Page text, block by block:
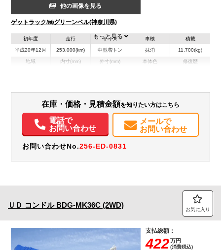
他の画像を見る
ゲットラック/㈱グリーンベル(神奈川県)
初年度
平成20年12月
走行
253,000(km)
サイズ
中型増トン
車検
抹消
積載
11,700(kg)
地域 内寸(mm) 外寸(mm) 本体色 修復歴
装備情報
エアコン パワステ パワーウィンドウ PMマフラー Sリミッタ
もっと見る
在庫・価格・見積金額を知りたい方はこちら
電話で
お問い合わせ
メールで
お問い合わせ
お問い合わせNo.256-ED-0831
ＵＤ コンドル BDG-MK36C (2WD) お気に入り
支払総額：
422万円
(消費税込)